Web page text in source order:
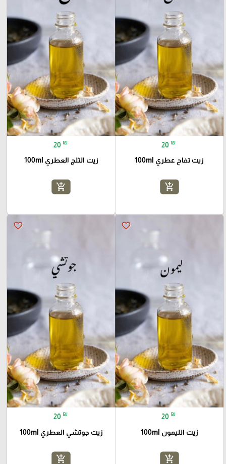
20 ₪
زيت تفاح عطري 100ml
add_shopping_cart
20 ₪
زيت الثلج العطري 100ml
add_shopping_cart
favorite_border
20 ₪
زيت الليمون 100ml
add_shopping_cart
favorite_border
20 ₪
زيت جوتشي العطري 100ml
add_shopping_cart